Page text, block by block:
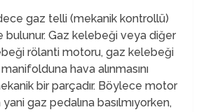
gaz telli (mekanik kontrollü)
Gaz kelebeği veya diğer
rölanti motoru, gaz kelebeği
hava alınmasını
bir parçadır. Böylece motor
gaz pedalına basılmıyorken,